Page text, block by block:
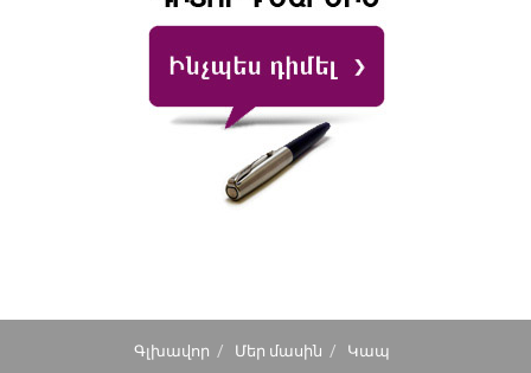
Գլխավոր Մեր մասին Կապ